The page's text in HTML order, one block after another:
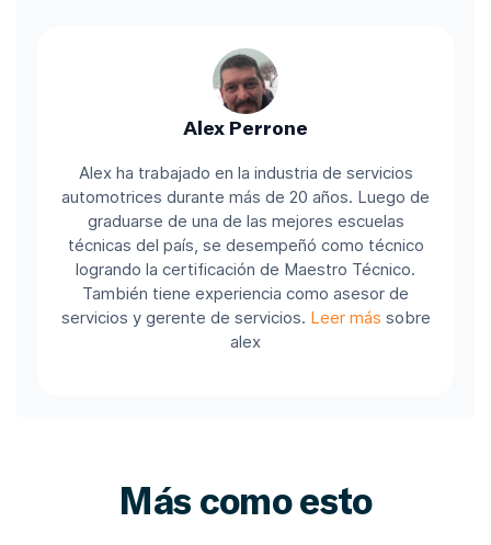
Alex Perrone
Alex ha trabajado en la industria de servicios
automotrices durante más de 20 años. Luego de
graduarse de una de las mejores escuelas
técnicas del país, se desempeñó como técnico
logrando la certificación de Maestro Técnico.
También tiene experiencia como asesor de
servicios y gerente de servicios. Leer más sobre
alex
Más como esto